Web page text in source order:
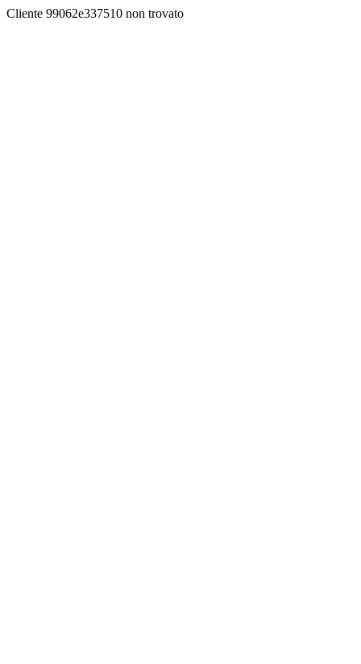
Cliente 99062e337510 non trovato